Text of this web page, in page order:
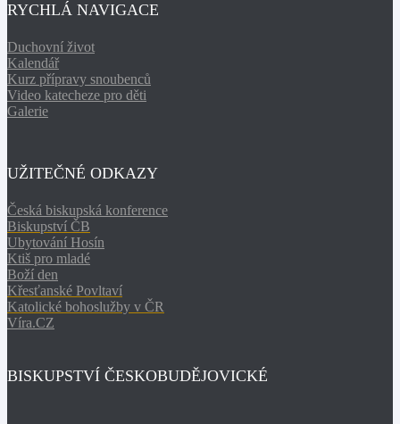
RYCHLÁ NAVIGACE
Duchovní život
Kalendář
Kurz přípravy snoubenců
Video katecheze pro děti
Galerie
UŽITEČNÉ ODKAZY
Česká biskupská konference
Biskupství ČB
Ubytování Hosín
Ktiš pro mladé
Boží den
Křesťanské Povltaví
Katolické bohoslužby v ČR
Víra.CZ
BISKUPSTVÍ ČESKOBUDĚJOVICKÉ